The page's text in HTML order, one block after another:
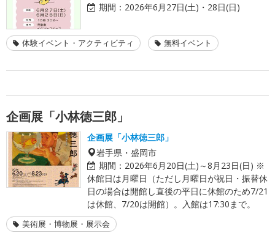
期間： 2026年6月27日(土)・28日(日)
体験イベント・アクティビティ 無料イベント
企画展「小林徳三郎」
企画展「小林徳三郎」
岩手県・盛岡市
期間： 2026年6月20日(土)～8月23日(日) ※
休館日は月曜日（ただし月曜日が祝日・振替休
日の場合は開館し直後の平日に休館のため7/21
は休館、7/20は開館）。入館は17:30まで。
美術展・博物展・展示会